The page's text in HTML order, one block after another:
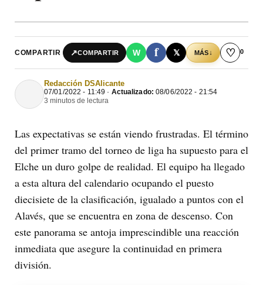
COMPARTIR ↗COMPARTIR W f 𝕏 MÁS↓ ♡ 0
Redacción DSAlicante
07/01/2022 - 11:49 · Actualizado: 08/06/2022 - 21:54
3 minutos de lectura
Las expectativas se están viendo frustradas. El término
del primer tramo del torneo de liga ha supuesto para el
Elche un duro golpe de realidad. El equipo ha llegado
a esta altura del calendario ocupando el puesto
diecisiete de la clasificación, igualado a puntos con el
Alavés, que se encuentra en zona de descenso. Con
este panorama se antoja imprescindible una reacción
inmediata que asegure la continuidad en primera
división.